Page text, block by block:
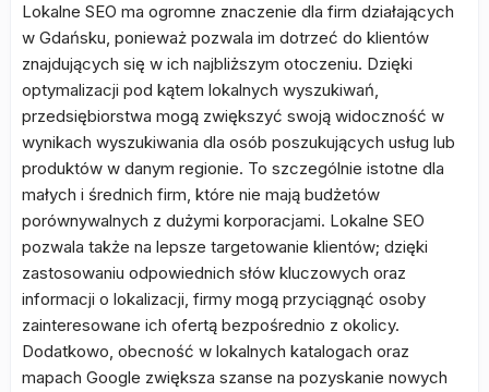
Lokalne SEO ma ogromne znaczenie dla firm działających
w Gdańsku, ponieważ pozwala im dotrzeć do klientów
znajdujących się w ich najbliższym otoczeniu. Dzięki
optymalizacji pod kątem lokalnych wyszukiwań,
przedsiębiorstwa mogą zwiększyć swoją widoczność w
wynikach wyszukiwania dla osób poszukujących usług lub
produktów w danym regionie. To szczególnie istotne dla
małych i średnich firm, które nie mają budżetów
porównywalnych z dużymi korporacjami. Lokalne SEO
pozwala także na lepsze targetowanie klientów; dzięki
zastosowaniu odpowiednich słów kluczowych oraz
informacji o lokalizacji, firmy mogą przyciągnąć osoby
zainteresowane ich ofertą bezpośrednio z okolicy.
Dodatkowo, obecność w lokalnych katalogach oraz
mapach Google zwiększa szanse na pozyskanie nowych